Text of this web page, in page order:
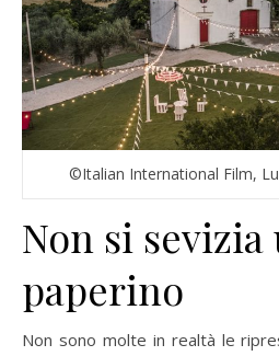
©Italian International Film,
Non si sevizia
paperino
Non sono molte in realtà le